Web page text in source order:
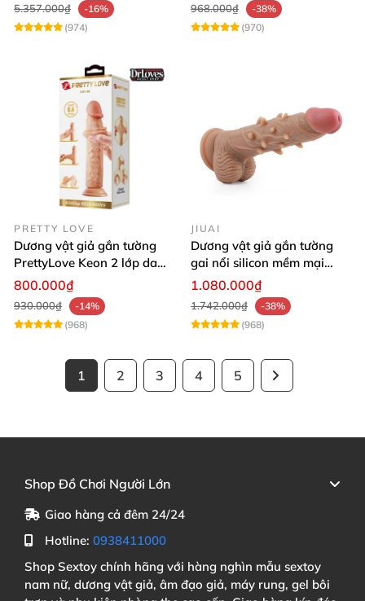
5.357.000₫
-16%
(974)
968.000₫
-38%
(970)
PRETTY LOVE
Dương vật giả gắn tường
PrettyLove Keon 2 lớp da
silicon mềm
800.000₫
930.000₫
-14%
(968)
JIUAI
Dương vật giả gắn tường
gai nổi silicon mềm mại
tăng khoái cảm
1.080.000₫
1.742.000₫
-38%
(968)
1 2 3 4 5
Shop Đồ Chơi Người Lớn
Giao hàng cả đêm 24/24
Hotline: 0938411000
Shop Sextoy chính hãng với hàng nghìn mẫu sextoy
nam nữ, dương vật giả, âm đạo giả, máy rung, gel bôi